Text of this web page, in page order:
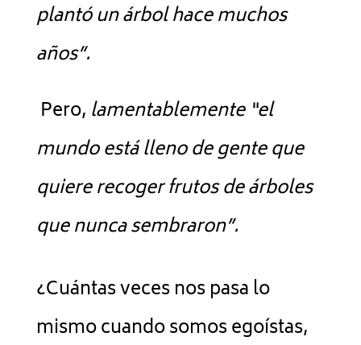
plantó un árbol hace muchos
años”.
Pero, lamentablemente “el
mundo está lleno de gente que
quiere recoger frutos de árboles
que nunca sembraron”.
¿Cuántas veces nos pasa lo
mismo cuando somos egoístas,